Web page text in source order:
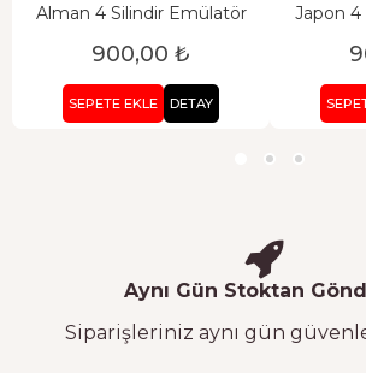
Alman 4 Silindir Emülatör
900,00 ₺
SEPETE EKLE DETAY
Japon
Aynı Gün Stoktan
Siparişleriniz aynı gün